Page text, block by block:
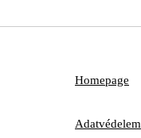
Homepage
Adatvédelem